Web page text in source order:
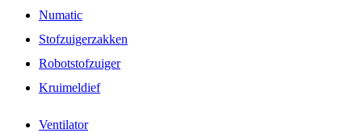
Numatic
Stofzuigerzakken
Robotstofzuiger
Kruimeldief
Ventilator